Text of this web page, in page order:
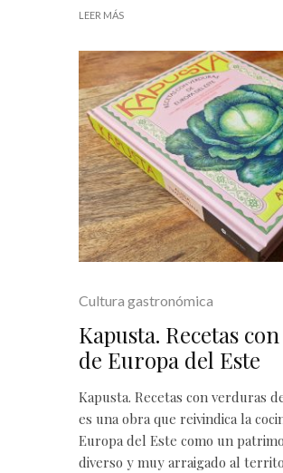
LEER MÁS
Cultura gastronómica
Kapusta. Recetas
de Europa del Este
Kapusta. Recetas con verduras
es una obra que reivindica la
Europa del Este como un
diverso y muy arraigado al